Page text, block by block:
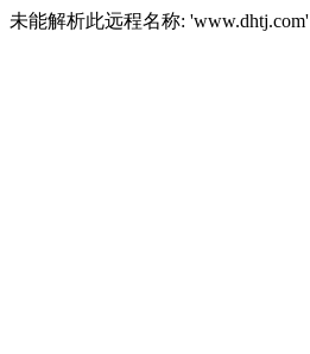
未能解析此远程名称: 'www.dhtj.com'